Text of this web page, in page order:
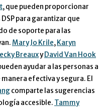
, que pueden proporcionar
para garantizar que
de soporte para las
Mary Jo Krile, Karyn
BreauxyDavid Van Hook
ayudar a las personas a
efectiva y segura. El
comparte las sugerencias
accesible. Tammy